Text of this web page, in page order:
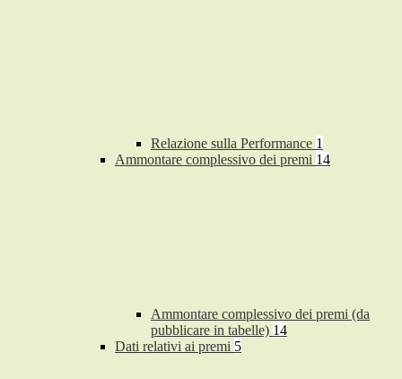
Relazione sulla Performance 1
Ammontare complessivo dei premi 14
Ammontare complessivo dei premi (da
pubblicare in tabelle) 14
Dati relativi ai premi 5